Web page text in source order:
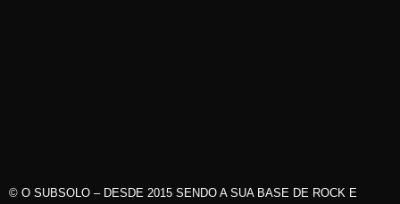
© O SUBSOLO – DESDE 2015 SENDO A SUA BASE DE ROCK E